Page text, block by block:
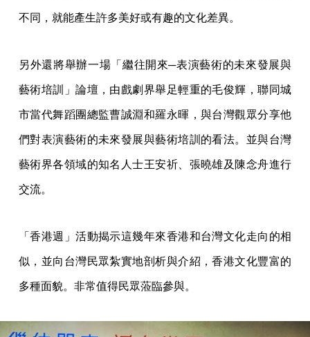
不同，就能產生許多美好或有趣的文化差異。
另外還將舉辦一場「繼往開來─表演藝術的未來發展與
藝術培訓」論壇，由戲劇界舉足輕重的毛俊輝，聯同城
市當代舞蹈團總監曹誠淵和羅永暉，與台灣觀眾分享他
們對表演藝術的未來發展與藝術培訓的看法。並與台灣
藝術界各領域的知名人士王安祈、張曉雄及陳念舟進行
交流。
「香港週」活動揭示這幾年來香港和台灣文化走向的相
似，並向台灣民眾紮實地剖析與介紹，香港文化豐富的
多種面貌。非常值得民眾蒞臨參與。